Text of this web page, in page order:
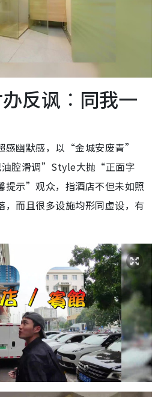
反讽︰同我一
感幽默感，以“金城安废青”
腔滑调”Style大抛“正面字
示”观众，指酒店不但未如照
，而且很多设施均形同虚设，有